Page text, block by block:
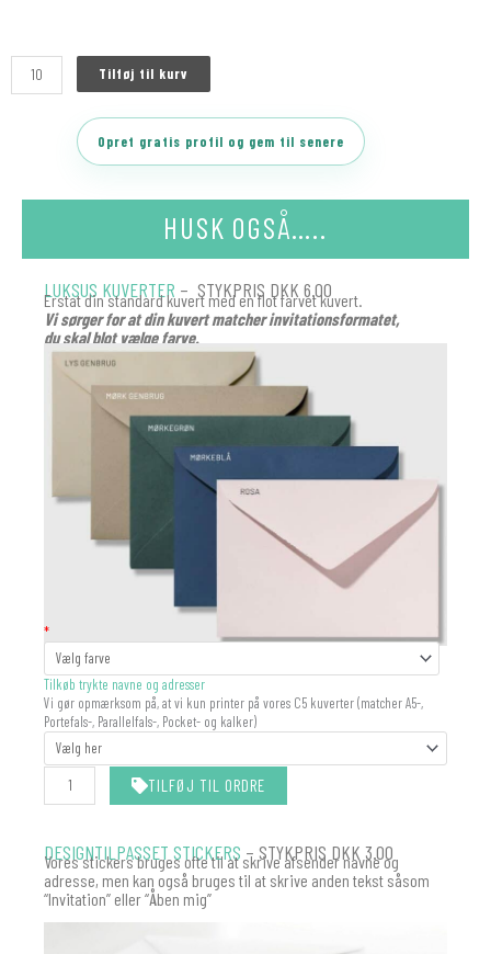
Tilføj til kurv
Opret gratis profil og gem til senere
HUSK OGSÅ…..
LUKSUS KUVERTER – STYKPRIS DKK 6.00
Erstat din standard kuvert med en flot farvet kuvert.
Vi sørger for at din kuvert matcher invitationsformatet,
du skal blot vælge farve.
*
Tilkøb trykte navne og adresser
Vi gør opmærksom på, at vi kun printer på vores C5 kuverter (matcher A5-,
Portefals-, Parallelfals-, Pocket- og kalker)
KUVERT
antal
TILFØJ TIL ORDRE
DESIGNTILPASSET STICKERS – STYKPRIS DKK 3.00
Vores stickers bruges ofte til at skrive afsender navne og
adresse, men kan også bruges til at skrive anden tekst såsom
“Invitation” eller “Åben mig”